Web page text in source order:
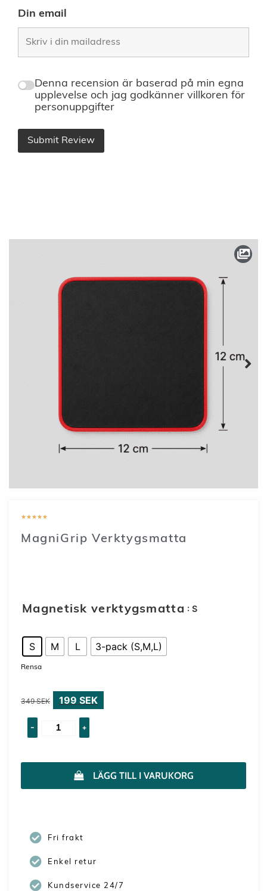
Din email
Denna recension är baserad på min egna
upplevelse och jag godkänner villkoren för
personuppgifter
Submit Review
★★★★★
MagniGrip Verktygsmatta
Magnetisk verktygsmatta : S
S M L 3-pack (S,M,L)
Rensa
349SEK 199 SEK
- +
LÄGG TILL I VARUKORG
Fri frakt
Enkel retur
Kundservice 24/7